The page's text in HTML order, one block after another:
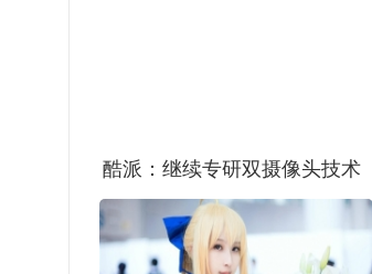
酷派：继续专研双摄像头技术